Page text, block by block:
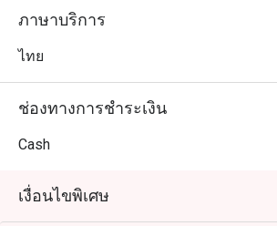
ภาษาบริการ
ไทย
ช่องทางการชำระเงิน
Cash
เงื่อนไขพิเศษ